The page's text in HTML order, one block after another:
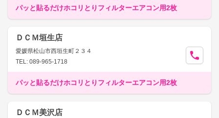
パッと貼るだけホコリとりフィルターエアコン用2枚
ＤＣＭ垣生店
愛媛県松山市西垣生町２３４
TEL: 089-965-1718
パッと貼るだけホコリとりフィルターエアコン用2枚
ＤＣＭ美沢店